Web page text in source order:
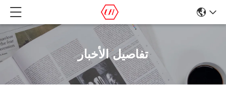
تفاصيل الأخبار